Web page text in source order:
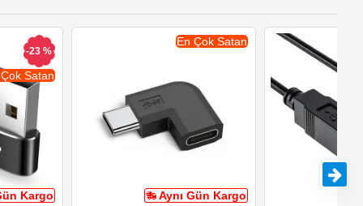
Kargo
Satan
-23 %
Aynı Gün Kargo
En Çok Satan